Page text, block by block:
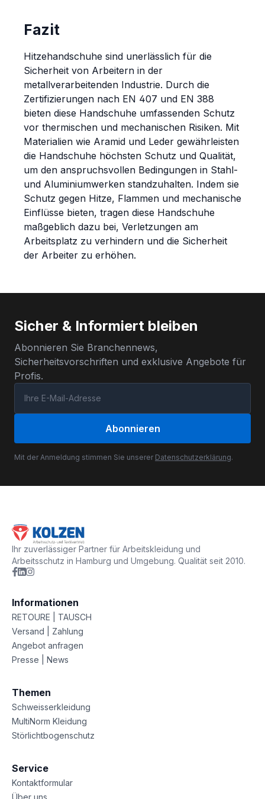
Fazit
Hitzehandschuhe sind unerlässlich für die
Sicherheit von Arbeitern in der
metallverarbeitenden Industrie. Durch die
Zertifizierungen nach EN 407 und EN 388
bieten diese Handschuhe umfassenden Schutz
vor thermischen und mechanischen Risiken. Mit
Materialien wie Aramid und Leder gewährleisten
die Handschuhe höchsten Schutz und Qualität,
um den anspruchsvollen Bedingungen in Stahl-
und Aluminiumwerken standzuhalten. Indem sie
Schutz gegen Hitze, Flammen und mechanische
Einflüsse bieten, tragen diese Handschuhe
maßgeblich dazu bei, Verletzungen am
Arbeitsplatz zu verhindern und die Sicherheit
der Arbeiter zu erhöhen.
Sicher & Informiert bleiben
Abonnieren Sie Branchennews,
Sicherheitsvorschriften und exklusive Angebote für
Profis.
Abonnieren
Mit der Anmeldung stimmen Sie unserer Datenschutzerklärung.
Ihr zuverlässiger Partner für Arbeitskleidung und
Arbeitsschutz in Hamburg und Umgebung. Qualität seit 2010.
Informationen
RETOURE | TAUSCH
Versand | Zahlung
Angebot anfragen
Presse | News
Themen
Schweisserkleidung
MultiNorm Kleidung
Störlichtbogenschutz
Service
Kontaktformular
Über uns